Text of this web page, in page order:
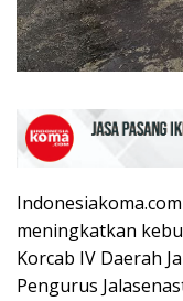
meningkatkan
Korcab IV Daerah
Pengurus